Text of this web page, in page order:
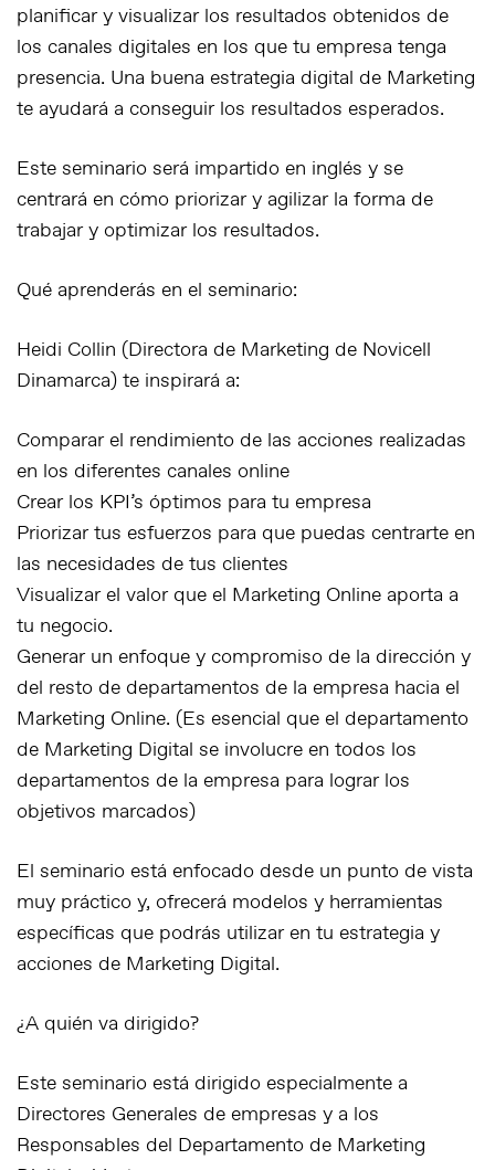
planificar y visualizar los resultados obtenidos de
los canales digitales en los que tu empresa tenga
presencia. Una buena estrategia digital de Marketing
te ayudará a conseguir los resultados esperados.
Este seminario será impartido en inglés y se
centrará en cómo priorizar y agilizar la forma de
trabajar y optimizar los resultados.
Qué aprenderás en el seminario:
Heidi Collin (Directora de Marketing de Novicell
Dinamarca) te inspirará a:
Comparar el rendimiento de las acciones realizadas
en los diferentes canales online
Crear los KPI’s óptimos para tu empresa
Priorizar tus esfuerzos para que puedas centrarte en
las necesidades de tus clientes
Visualizar el valor que el Marketing Online aporta a
tu negocio.
Generar un enfoque y compromiso de la dirección y
del resto de departamentos de la empresa hacia el
Marketing Online. (Es esencial que el departamento
de Marketing Digital se involucre en todos los
departamentos de la empresa para lograr los
objetivos marcados)
El seminario está enfocado desde un punto de vista
muy práctico y, ofrecerá modelos y herramientas
específicas que podrás utilizar en tu estrategia y
acciones de Marketing Digital.
¿A quién va dirigido?
Este seminario está dirigido especialmente a
Directores Generales de empresas y a los
Responsables del Departamento de Marketing